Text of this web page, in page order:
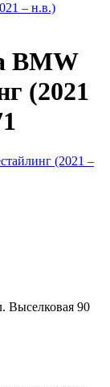
– н.в.)
BMW
(2021
Выселковая 90